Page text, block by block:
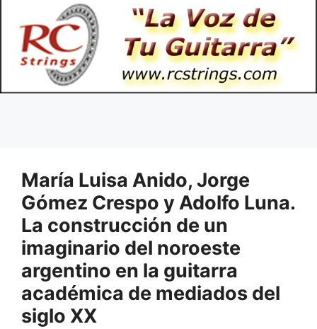
María Luisa Anido, Jorge
Gómez Crespo y Adolfo Luna.
La construcción de un
imaginario del noroeste
argentino en la guitarra
académica de mediados del
siglo XX